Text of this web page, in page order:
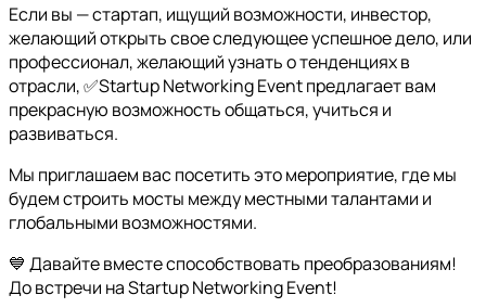
Если вы — стартап, ищущий возможности, инвестор,
желающий открыть свое следующее успешное дело, или
профессионал, желающий узнать о тенденциях в
отрасли, ✅Startup Networking Event предлагает вам
прекрасную возможность общаться, учиться и
развиваться.
Мы приглашаем вас посетить это мероприятие, где мы
будем строить мосты между местными талантами и
глобальными возможностями.
💙 Давайте вместе способствовать преобразованиям!
До встречи на Startup Networking Event!